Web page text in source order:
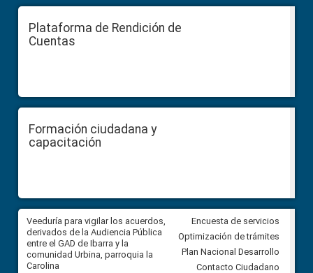
Plataforma de Rendición de
Cuentas
Formación ciudadana y
capacitación
Veeduría para vigilar los acuerdos,
derivados de la Audiencia Pública
entre el GAD de Ibarra y la
comunidad Urbina, parroquia la
Carolina
CPCCS convoca a Veeduría
Ciudadana para vigilar el
en la Universidad de Cuenca
Encuesta de servicios
Optimización de trámites
Plan Nacional Desarrollo
Contacto Ciudadano